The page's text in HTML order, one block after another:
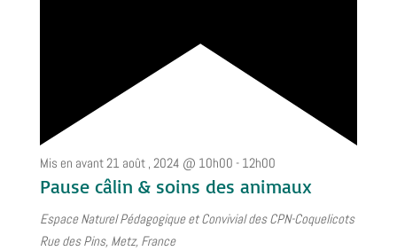
Mis en avant21 août , 2024 @ 10h00 - 12h00
Pause câlin & soins des animaux
Espace Naturel Pédagogique et Convivial des CPN-Coquelicots
Rue des Pins, Metz, France